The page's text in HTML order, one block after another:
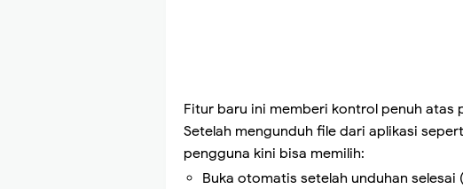
Fitur baru ini memberi kontrol penuh atas
Setelah mengunduh file dari aplikasi
pengguna kini bisa memilih:
Buka otomatis setelah unduhan